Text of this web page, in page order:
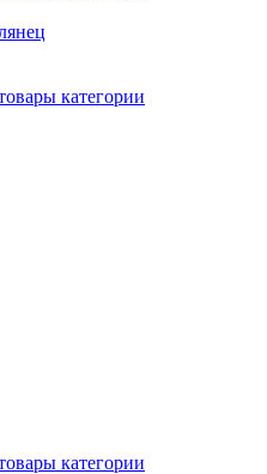
категории
категории